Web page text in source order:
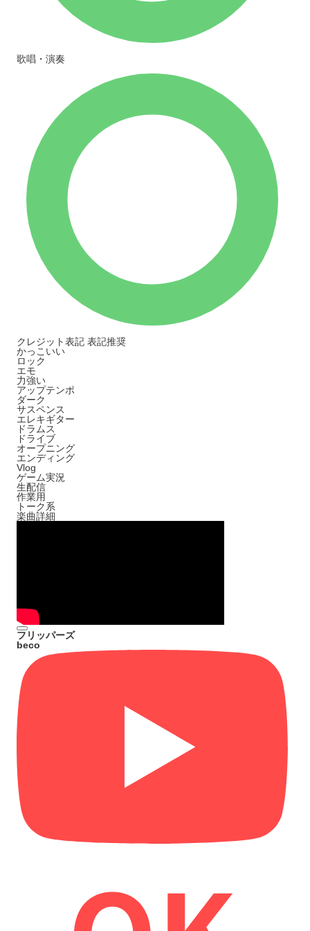
歌唱・演奏
クレジット表記 表記推奨
かっこいい
ロック
エモ
力強い
アップテンポ
ダーク
サスペンス
エレキギター
ドラムス
ドライブ
オープニング
エンディング
Vlog
ゲーム実況
生配信
作業用
トーク系
楽曲詳細
フリッパーズ
beco